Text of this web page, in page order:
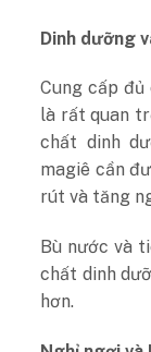
Dinh dưỡng
Cung cấp
là rất quan
chất dinh
magiê cần
rút và tăng
Bù nước và
chất dinh
hơn.